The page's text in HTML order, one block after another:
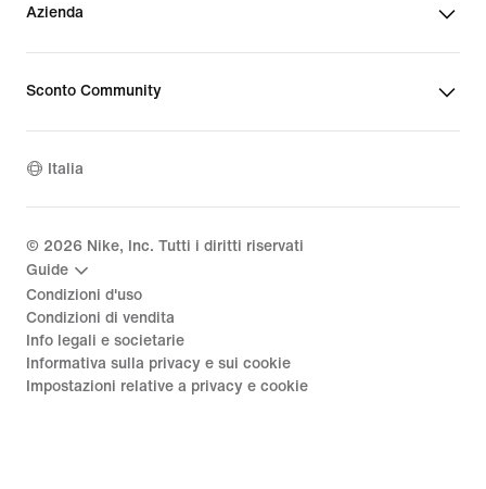
Azienda
Sconto Community
Italia
© 2026 Nike, Inc. Tutti i diritti riservati
Guide
Condizioni d'uso
Condizioni di vendita
Info legali e societarie
Informativa sulla privacy e sui cookie
Impostazioni relative a privacy e cookie